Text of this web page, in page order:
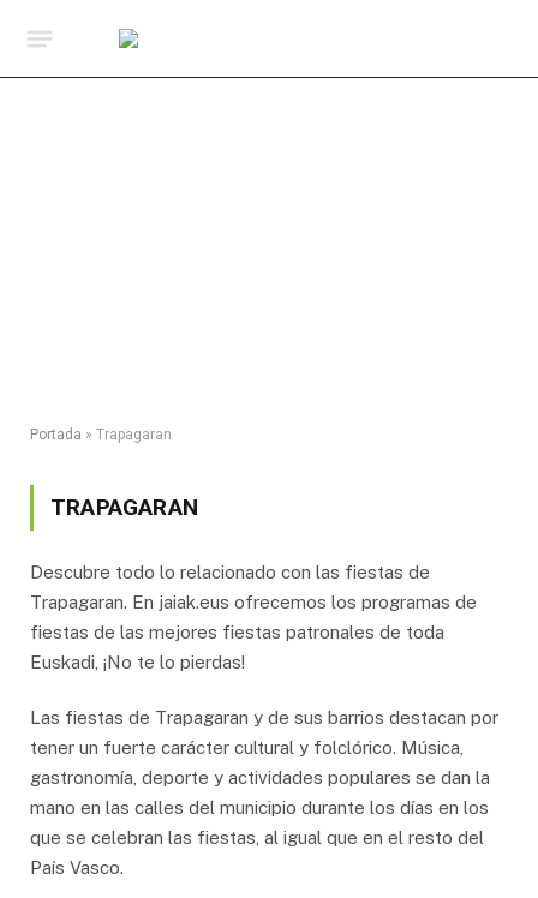
Portada » Trapagaran
TRAPAGARAN
Descubre todo lo relacionado con las fiestas de
Trapagaran. En jaiak.eus ofrecemos los programas de
fiestas de las mejores fiestas patronales de toda
Euskadi, ¡No te lo pierdas!
Las fiestas de Trapagaran y de sus barrios destacan por
tener un fuerte carácter cultural y folclórico. Música,
gastronomía, deporte y actividades populares se dan la
mano en las calles del municipio durante los días en los
que se celebran las fiestas, al igual que en el resto del
País Vasco.